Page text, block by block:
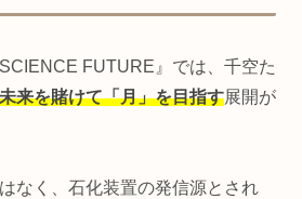
FUTURE』では、千空た
来を賭けて「月」を目指す展開が
なく、石化装置の発信源とされ